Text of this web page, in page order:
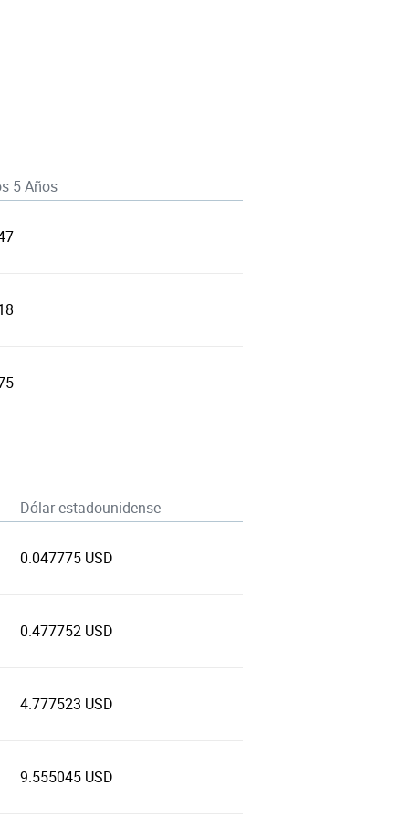
5 Años
Dólar estadounidense
0.047775 USD
0.477752 USD
4.777523 USD
9.555045 USD